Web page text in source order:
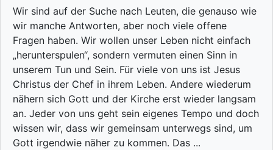
Wir sind auf der Suche nach Leuten, die genauso wie
wir manche Antworten, aber noch viele offene
Fragen haben. Wir wollen unser Leben nicht einfach
„herunterspulen“, sondern vermuten einen Sinn in
unserem Tun und Sein. Für viele von uns ist Jesus
Christus der Chef in ihrem Leben. Andere wiederum
nähern sich Gott und der Kirche erst wieder langsam
an. Jeder von uns geht sein eigenes Tempo und doch
wissen wir, dass wir gemeinsam unterwegs sind, um
Gott irgendwie näher zu kommen. Das ...